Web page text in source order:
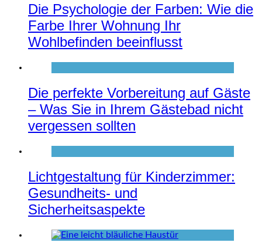
Die Psychologie der Farben: Wie die
Farbe Ihrer Wohnung Ihr
Wohlbefinden beeinflusst
Die perfekte Vorbereitung auf Gäste
– Was Sie in Ihrem Gästebad nicht
vergessen sollten
Lichtgestaltung für Kinderzimmer:
Gesundheits- und
Sicherheitsaspekte